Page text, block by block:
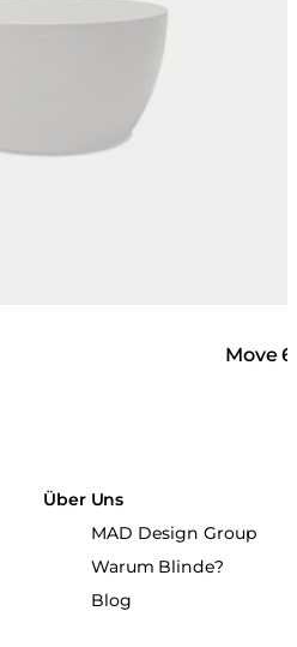
Move
Über Uns
MAD Design Group
Warum Blinde?
Blog